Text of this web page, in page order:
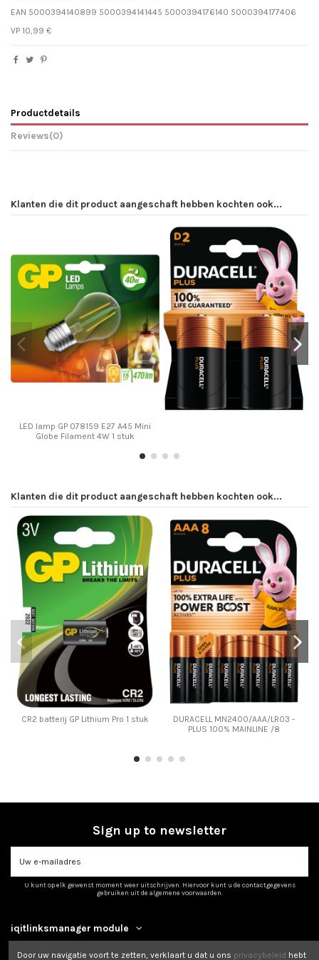
EAN 5000394140899 5000394141445 5000394176140 5000394177406
VP 10,99 €
Productdetails
Reviews(0)
Klanten die dit product aangeschaft hebben kochten ook...
LED lamp GP 078159 E27 A45 Mini
Globe Filament 4W 1 stuk
Klanten die dit product aangeschaft hebben kochten ook...
CR2 batterij GP Lithium Pro 1 stuk
DURACELL MN2400/AAA/LR03 -
PLUS 100% MAINLINE /8
Sign up to newsletter
U kunt op elk gewenst moment weer uitschrijven. Hiervoor kunt u de contactgegevens
gebruiken uit de algemene voorwaarden.
iqitlinksmanager module
Door uw navigatie voort te zetten, verklaart u dat u ons privacybeleid hebt